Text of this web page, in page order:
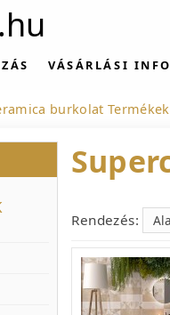
.hu
VÁSÁRLÁSI
burkolat Termékek
Rendezés: